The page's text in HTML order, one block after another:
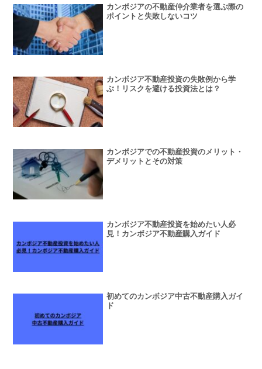
カンボジアの不動産仲介業者を選ぶ際の
ポイントと失敗しないコツ
カンボジア不動産投資の失敗例から学
ぶ！リスクを避ける投資法とは？
カンボジアでの不動産投資のメリット・
デメリットとその対策
カンボジア不動産投資を始めたい人必
見！カンボジア不動産購入ガイド
初めてのカンボジア中古不動産購入ガイ
ド